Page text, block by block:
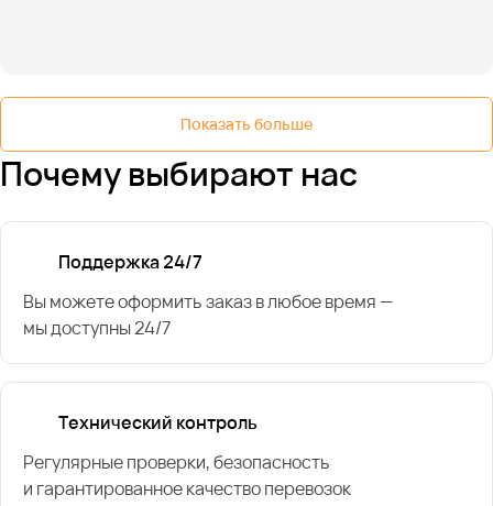
Показать больше
Почему выбирают нас
Поддержка 24/7
Вы можете оформить заказ в любое время —
мы доступны 24/7
Технический контроль
Регулярные проверки, безопасность
и гарантированное качество перевозок